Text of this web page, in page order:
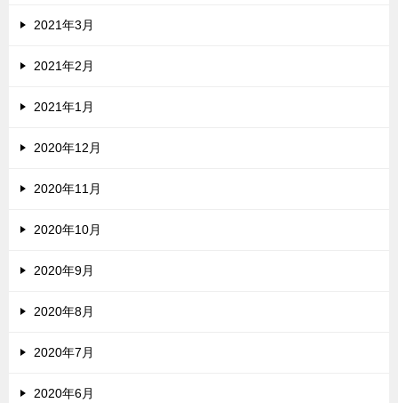
2021年3月
2021年2月
2021年1月
2020年12月
2020年11月
2020年10月
2020年9月
2020年8月
2020年7月
2020年6月